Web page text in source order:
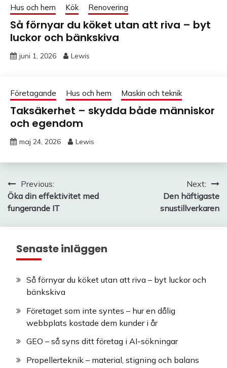
Hus och hem Kök Renovering
Så förnyar du köket utan att riva – byt
luckor och bänkskiva
juni 1, 2026 Lewis
Företagande Hus och hem Maskin och teknik
Taksäkerhet – skydda både människor
och egendom
maj 24, 2026 Lewis
Inläggsnavigering
Previous:
Öka din effektivitet med
fungerande IT
Next:
Den häftigaste
snustillverkaren
Senaste inläggen
Så förnyar du köket utan att riva – byt luckor och
bänkskiva
Företaget som inte syntes – hur en dålig
webbplats kostade dem kunder i år
GEO – så syns ditt företag i AI-sökningar
Propellerteknik – material, stigning och balans